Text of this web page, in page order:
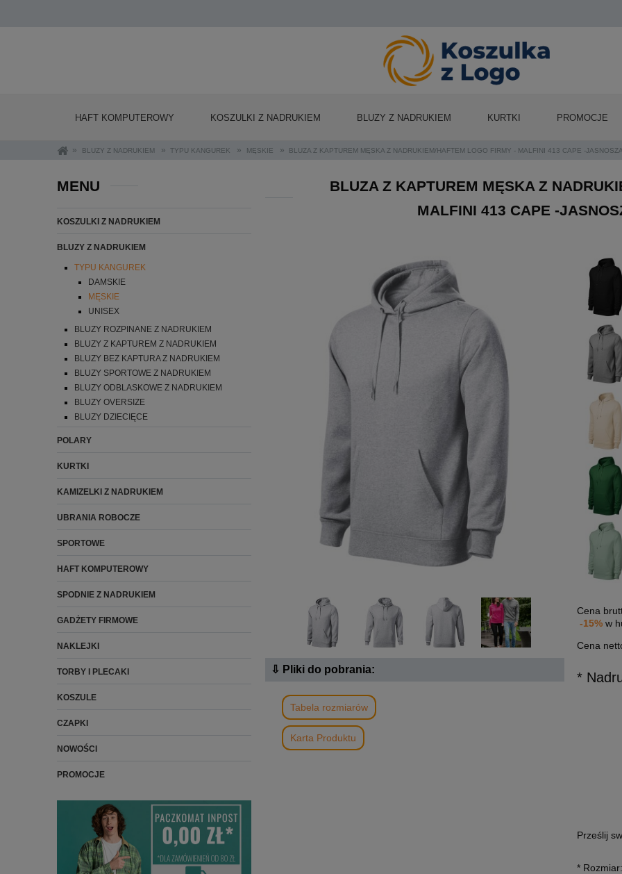
HAFT KOMPUTEROWY KOSZULKI Z NADRUKIEM BLUZY Z NADRUKIEM KURTKI PROMOCJE
» BLUZY Z NADRUKIEM » TYPU KANGUREK » MĘSKIE » BLUZA Z KAPTUREM MĘSKA Z NADRUKIEM/HAFTEM LOGO FIRMY - MALFINI 413 CAPE -
MENU
KOSZULKI Z NADRUKIEM
BLUZY Z NADRUKIEM
TYPU KANGUREK
DAMSKIE
MĘSKIE
UNISEX
BLUZY ROZPINANE Z NADRUKIEM
BLUZY Z KAPTUREM Z NADRUKIEM
BLUZY BEZ KAPTURA Z NADRUKIEM
BLUZY SPORTOWE Z NADRUKIEM
BLUZY ODBLASKOWE Z NADRUKIEM
BLUZY OVERSIZE
BLUZY DZIECIĘCE
POLARY
KURTKI
KAMIZELKI Z NADRUKIEM
UBRANIA ROBOCZE
SPORTOWE
HAFT KOMPUTEROWY
SPODNIE Z NADRUKIEM
GADŻETY FIRMOWE
NAKLEJKI
TORBY I PLECAKI
KOSZULE
CZAPKI
NOWOŚCI
PROMOCJE
BLUZA Z KAPTUREM MĘSKA Z
MALFINI 413 CAPE -
⇩ Pliki do pobrania:
Tabela rozmiarów
Karta Produktu
Cena
-15%w
Cena
*
Prześlij
* Rozmiar: